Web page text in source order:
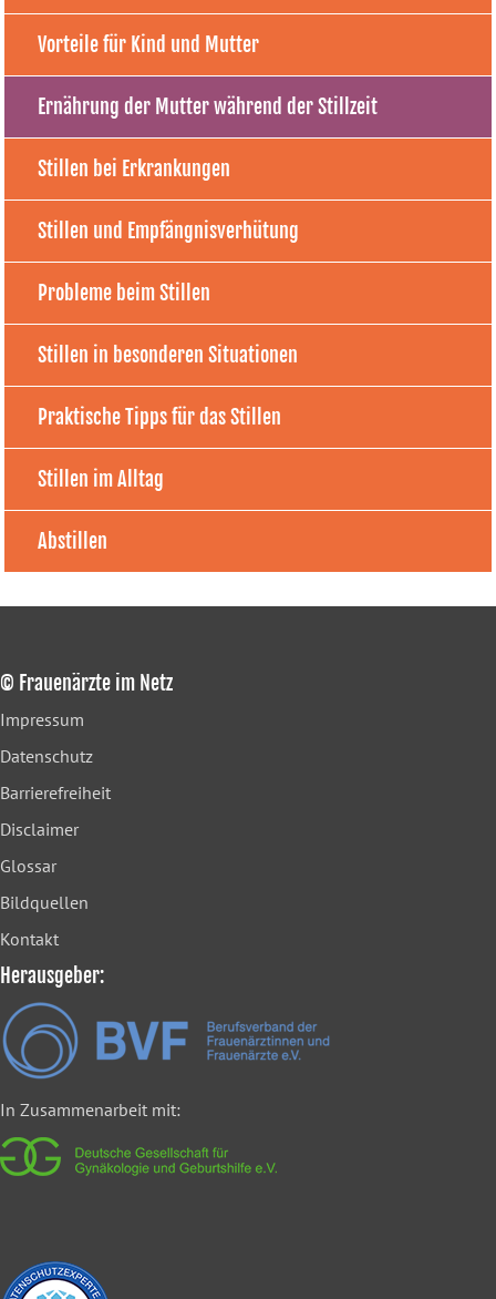
Vorteile für Kind und Mutter
Ernährung der Mutter während der Stillzeit
Stillen bei Erkrankungen
Stillen und Empfängnisverhütung
Probleme beim Stillen
Stillen in besonderen Situationen
Praktische Tipps für das Stillen
Stillen im Alltag
Abstillen
© Frauenärzte im Netz
Impressum
Datenschutz
Barrierefreiheit
Disclaimer
Glossar
Bildquellen
Kontakt
Herausgeber:
In Zusammenarbeit mit: